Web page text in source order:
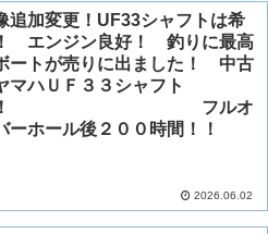
追加変更！UF33シャフトは希
エンジン良好！ 釣りに最高
ートが売りに出ました！ 中古
マハＵＦ３３シャフト
！ フルオ
ーホール後２００時間！！
2026.06.02